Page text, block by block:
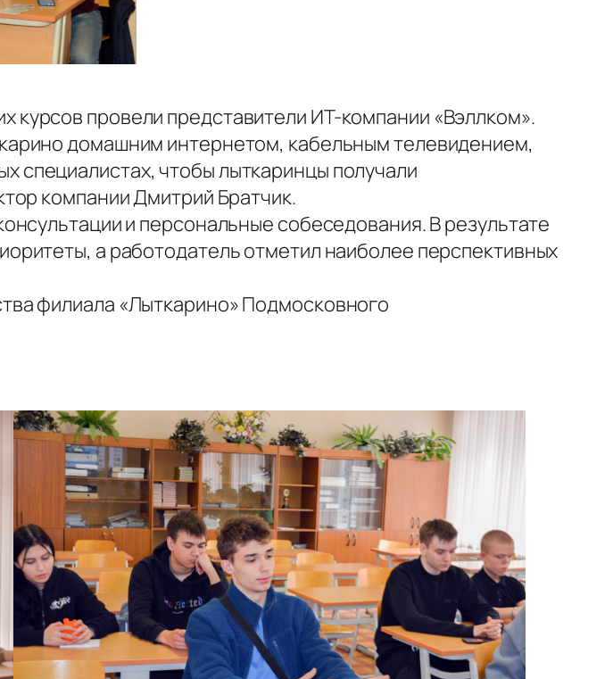
провели представители ИТ-компании «Вэллком».
домашним интернетом, кабельным телевидением,
чтобы лыткаринцы получали
компании Дмитрий Братчик.
и персональные собеседования. В результате
а работодатель отметил наиболее перспективных
филиала «Лыткарино» Подмосковного